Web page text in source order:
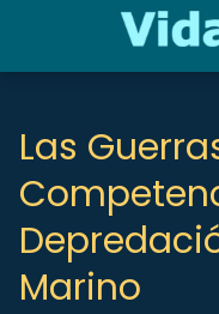
Las
Marino